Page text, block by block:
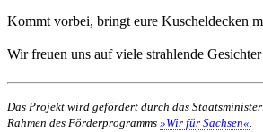
Kommt vorbei, bringt eure Kuscheldecken
Wir freuen uns auf viele strahlende
Das Projekt wird gefördert durch das
Rahmen des Förderprogramms »Wir für Sachsen«.